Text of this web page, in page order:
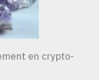
en crypto-